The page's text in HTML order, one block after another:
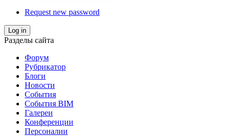
Request new password
Log in
Разделы сайта
Форум
Рубрикатор
Блоги
Новости
События
События BIM
Галереи
Конференции
Персоналии